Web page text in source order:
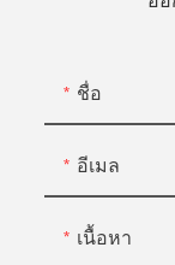
ชื่อ
อีเมล
เนื้อหา